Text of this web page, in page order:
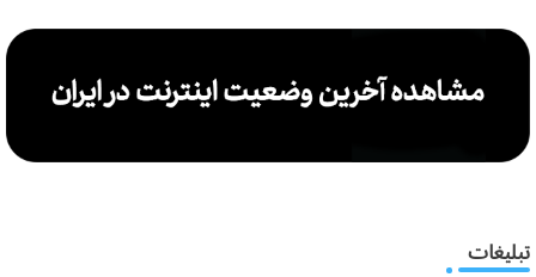
تبلیغات